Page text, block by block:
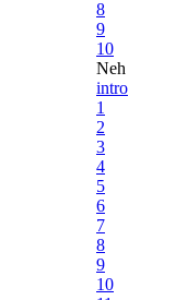
8
9
10
Neh
intro
1
2
3
4
5
6
7
8
9
10